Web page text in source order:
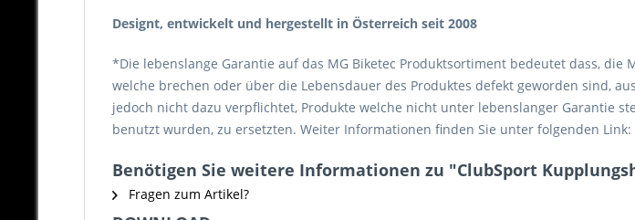
Designt, entwickelt und hergestellt in Österreich seit 2008
*Die lebenslange Garantie auf das MG Biketec Produktsortiment bedeutet dass, die
welche brechen oder über die Lebensdauer des Produktes defekt geworden sind,
jedoch nicht dazu verpflichtet, Produkte welche nicht unter lebenslanger Garantie
benutzt wurden, zu ersetzten. Weiter Informationen finden Sie unter folgenden Link:
Benötigen Sie weitere Informationen zu "ClubSport
Fragen zum Artikel?